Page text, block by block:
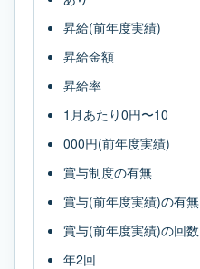
昇給(前年度実績)
昇給金額
昇給率
1月あたり0円〜10
000円(前年度実績)
賞与制度の有無
賞与(前年度実績)の有無
賞与(前年度実績)の回数
年2回